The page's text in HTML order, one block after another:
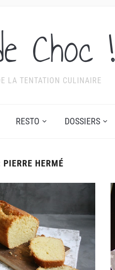
Choc !
LA TENTATION CULINAIRE
RESTO DOSSIERS
PIERRE HERMÉ